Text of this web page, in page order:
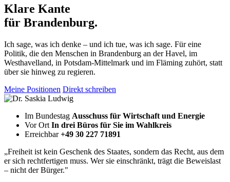
Klare Kante
für Brandenburg.
Ich sage, was ich denke – und ich tue, was ich sage. Für eine
Politik, die den Menschen in Brandenburg an der Havel, im
Westhavelland, in Potsdam-Mittelmark und im Fläming zuhört, statt
über sie hinweg zu regieren.
Meine Positionen Direkt schreiben
Im Bundestag Ausschuss für Wirtschaft und Energie
Vor Ort In drei Büros für Sie im Wahlkreis
Erreichbar +49 30 227 71891
„Freiheit ist kein Geschenk des Staates, sondern das Recht, aus dem
er sich rechtfertigen muss. Wer sie einschränkt, trägt die Beweislast
– nicht der Bürger."